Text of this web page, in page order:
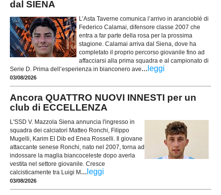
dal SIENA
L’Asta Taverne comunica l’arrivo in arancioblè di
Federico Calamai, difensore classe 2007 che
entra a far parte della rosa per la prossima
stagione. Calamai arriva dal Siena, dove ha
completato il proprio percorso giovanile fino ad
affacciarsi alla prima squadra e al campionato di
Serie D. Prima dell’esperienza in bianconero ave... leggi
03/08/2026
Ancora QUATTRO NUOVI INNESTI per un
club di ECCELLENZA
L'SSD V. Mazzola Siena annuncia l'ingresso in
squadra dei calciatori Matteo Ronchi, Filippo
Mugelli, Karim El Dib ed Enea Rosselli. Il giovane
attaccante senese Ronchi, nato nel 2007, torna ad
indossare la maglia biancoceleste dopo averla
vestita nel settore giovanile. Cresce
calcisticamente tra Luigi M... leggi
03/08/2026